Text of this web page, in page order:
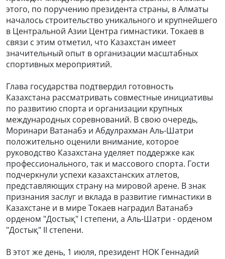
этого, по поручению президента страны, в Алматы
началось строительство уникального и крупнейшего
в Центральной Азии Центра гимнастики. Токаев в
связи с этим отметил, что Казахстан имеет
значительный опыт в организации масштабных
спортивных мероприятий.
Глава государства подтвердил готовность
Казахстана рассматривать совместные инициативы
по развитию спорта и организации крупных
международных соревнований. В свою очередь,
Моринари Ватанабэ и Абдулрахман Аль-Шатри
положительно оценили внимание, которое
руководство Казахстана уделяет поддержке как
профессионального, так и массового спорта. Гости
подчеркнули успехи казахстанских атлетов,
представляющих страну на мировой арене. В знак
признания заслуг и вклада в развитие гимнастики в
Казахстане и в мире Токаев наградил Ватанабэ
орденом "Достық" I степени, а Аль-Шатри - орденом
"Достық" II степени.
В этот же день, 1 июля, президент НОК Геннадий